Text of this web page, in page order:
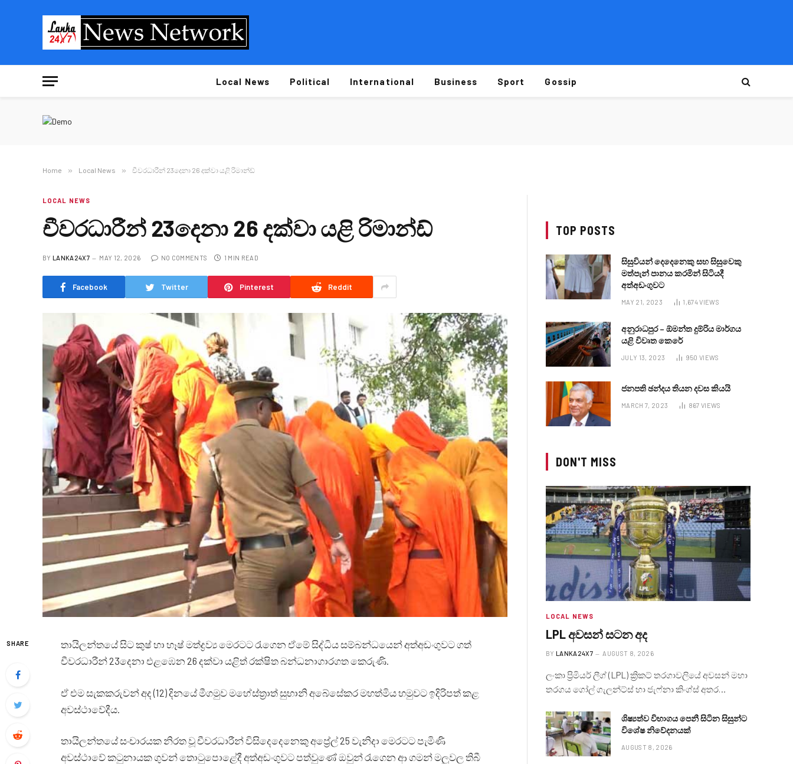
Local News Political International Business Sport Gossip
Home » Local News » චීවරධාරීන් 23දෙනා 26 දක්වා යළි රිමාන්ඩ්
LOCAL NEWS
චීවරධාරීන් 23දෙනා 26 දක්වා යළි රිමාන්ඩ්
BY LANKA24X7 MAY 12, 2026 NO COMMENTS 1 MIN READ
Facebook Twitter Pinterest Reddit
SHARE
තායිලන්තයේ සිට කුෂ් හා හෑෂ් මත්ද්‍රව්‍ය මෙරටට රැගෙන ඒමේ සිද්ධිය සම්බන්ධයෙන් අත්අඩංගුවට ගත්
චීවරධාරීන් 23දෙනා එළඹෙන 26 දක්වා යළිත් රක්ෂිත බන්ධනාගාරගත කෙරුණි.
ඒ එම සැකකරුවන් අද (12) දිනයේ මීගමුව මහේස්ත්‍රාත් සුභානි අබේසේකර මහත්මිය හමුවට ඉදිරිපත් කළ
අවස්ථාවේදීය.
තායිලන්තයේ සංචාරයක නිරත වූ චීවරධාරීන් විසිදෙදෙනෙකු අප්‍රේල් 25 වැනිදා මෙරටට පැමිණි
අවස්ථාවේ කටුනායක ගුවන් තොටුපොළේදී අත්අඩංගුවට පත්වුණේ ඔවුන් රැගෙන ආ ගමන් මලුවල තිබී
TOP POSTS
සිසුවියන් දෙදෙනෙකු සහ සිසුවෙකු
මත්පැන් පානය කරමින් සිටියදී
අත්අඩංගුවට
MAY 21, 2023 1,674VIEWS
අනුරාධපුර – ඕමන්ත දුම්රිය මාර්ගය
යළි විවෘත කෙරේ
JULY 13, 2023 950 VIEWS
ජනපති ඡන්දය තියන දවස කියයි
MARCH 7, 2023 867 VIEWS
DON'T MISS
LOCAL NEWS
LPL අවසන් සටන අද
BY LANKA24X7 AUGUST 8, 2026
ලංකා ප්‍රිමියර් ලීග් (LPL) ක්‍රිකට් තරගාවලියේ අවසන් මහා
තරගය ගෝල් ගැලන්ට්ස් හා ජැෆ්නා කිංග්ස් අතර…
ශිෂ්‍යත්ව විභාගය පෙනී සිටින සිසුන්ට
විශේෂ නිවේදනයක්
AUGUST 8, 2026